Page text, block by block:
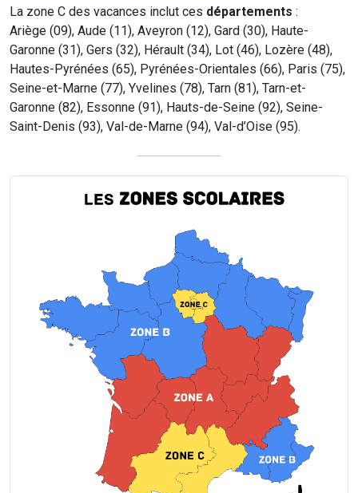
La zone C des vacances inclut ces départements :
Ariège (09), Aude (11), Aveyron (12), Gard (30), Haute-
Garonne (31), Gers (32), Hérault (34), Lot (46), Lozère (48),
Hautes-Pyrénées (65), Pyrénées-Orientales (66), Paris (75),
Seine-et-Marne (77), Yvelines (78), Tarn (81), Tarn-et-
Garonne (82), Essonne (91), Hauts-de-Seine (92), Seine-
Saint-Denis (93), Val-de-Marne (94), Val-d’Oise (95).